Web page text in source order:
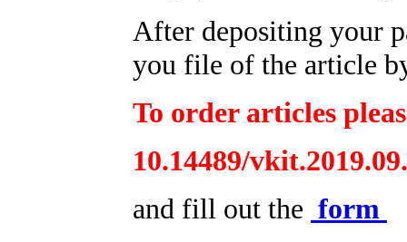
After depositing your
you file of the article
To order articles
10.14489/
and fill out the form